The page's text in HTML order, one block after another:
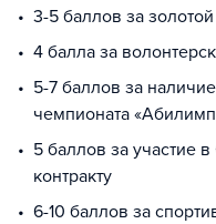
3-5 баллов за
4 балла за
5-7 баллов за
чемпионата
5 баллов за участие
контракту
6-10 баллов за